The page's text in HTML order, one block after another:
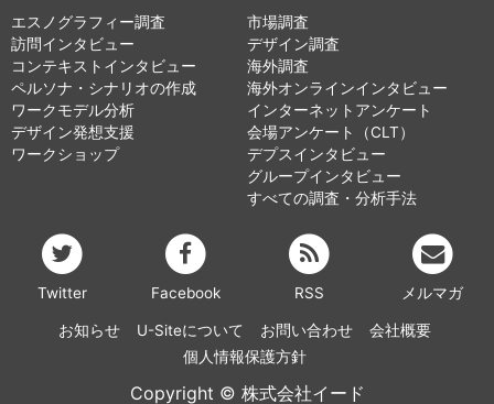
エスノグラフィー調査
訪問インタビュー
コンテキストインタビュー
ペルソナ・シナリオの作成
ワークモデル分析
デザイン発想支援
ワークショップ
市場調査
デザイン調査
海外調査
海外オンラインインタビュー
インターネットアンケート
会場アンケート（CLT）
デプスインタビュー
グループインタビュー
すべての調査・分析手法
Twitter Facebook RSS メルマガ
お知らせ U-Siteについて お問い合わせ
会社概要
個人情報保護方針
Copyright © 株式会社イード